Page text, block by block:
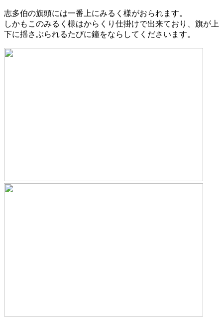
志多伯の旗頭には一番上にみるく様がおられます。
しかもこのみるく様はからくり仕掛けで出来ており、旗が上
下に揺さぶられるたびに鐘をならしてくださいます。